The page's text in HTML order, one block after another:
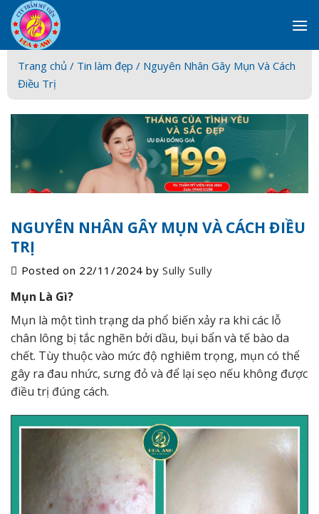
Skip
to
content
Trang chủ / Tin làm đẹp / Nguyên Nhân Gây Mụn Và Cách
Điều Trị
NGUYÊN NHÂN GÂY MỤN VÀ CÁCH ĐIỀU
TRỊ
Posted on 22/11/2024 bySully Sully
Mụn Là Gì?
Mụn là một tình trạng da phổ biến xảy ra khi các lỗ
chân lông bị tắc nghẽn bởi dầu, bụi bẩn và tế bào da
chết. Tùy thuộc vào mức độ nghiêm trọng, mụn có thể
gây ra đau nhức, sưng đỏ và để lại sẹo nếu không được
điều trị đúng cách.